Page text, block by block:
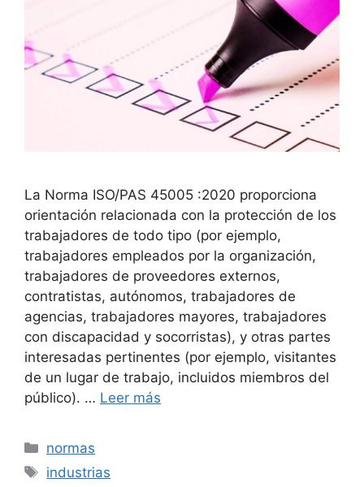
La Norma ISO/PAS 45005 :2020 proporciona
orientación relacionada con la protección de los
trabajadores de todo tipo (por ejemplo,
trabajadores empleados por la organización,
trabajadores de proveedores externos,
contratistas, autónomos, trabajadores de
agencias, trabajadores mayores, trabajadores
con discapacidad y socorristas), y otras partes
interesadas pertinentes (por ejemplo, visitantes
de un lugar de trabajo, incluidos miembros del
público). … Leer más
Categorías
normas
Etiquetas
industrias